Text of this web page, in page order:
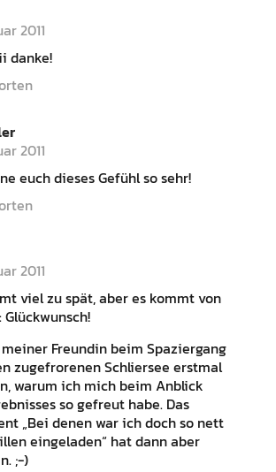
2011
danke!
2011
euch dieses Gefühl so sehr!
2011
viel zu spät, aber es kommt von
Glückwunsch!
Freundin beim Spaziergang
zugefrorenen Schliersee erstmal
warum ich mich beim Anblick
so gefreut habe. Das
„Bei denen war ich doch so nett
eingeladen“ hat dann aber
;-)